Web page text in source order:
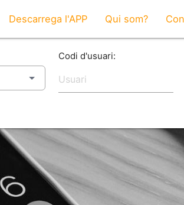
Descarrega l'APP Qui som?
Codi d'usuari: